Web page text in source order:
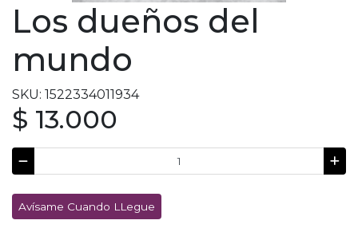
Los dueños del
mundo
SKU: 1522334011934
$ 13.000
Avísame Cuando LLegue